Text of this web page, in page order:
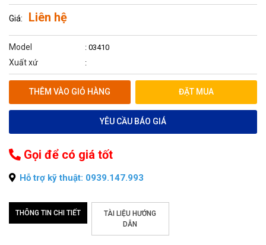
Giá: Liên hệ
Model : 03410
Xuất xứ :
THÊM VÀO GIỎ HÀNG ĐẶT MUA
YÊU CẦU BÁO GIÁ
Gọi để có giá tốt
Hỗ trợ kỹ thuật: 0939.147.993
THÔNG TIN CHI TIẾT
TÀI LIỆU HƯỚNG
DẪN